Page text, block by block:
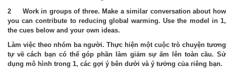
2 Work in groups of three. Make a similar conversation about how
you can contribute to reducing global warming. Use the model in 1,
the cues below and your own ideas.
Làm việc theo nhóm ba người. Thực hiện một cuộc trò chuyện tương
tự về cách bạn có thể góp phần làm giảm sự ấm lên toàn cầu. Sử
dụng mô hình trong 1, các gợi ý bên dưới và ý tưởng của riêng bạn.